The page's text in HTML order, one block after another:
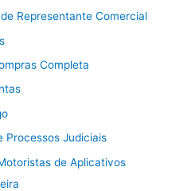
Representante Comercial
Completa
Processos Judiciais
de Aplicativos